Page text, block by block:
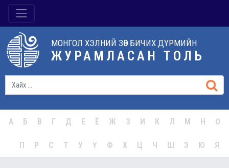
МОНГОЛ ХЭЛНИЙ ЗӨВ БИЧИХ ДҮРМИЙН
ЖУРАМЛАСАН ТОЛЬ
А Б В Г Д Е Ё Ж З И К Л М Н О
П Р С Т У Ү Ф Х Ц Ч Ш Э Ю Я